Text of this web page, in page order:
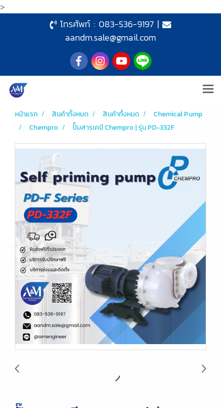
>
โทรศัพท์ : 083-536-9197|
aandm.sale@gmail.com
หน้าแรก สินค้าทั้งหมด สินค้าทั้งหมด
Chemical Pump
Chempro
ปั๊มสารเคมี Chempro | รุ่น PD-332F